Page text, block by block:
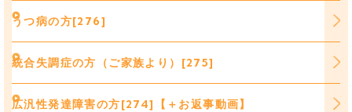
うつ病の方[276]
統合失調症の方（ご家族より）[275]
広汎性発達障害の方[274]【＋お返事動画】